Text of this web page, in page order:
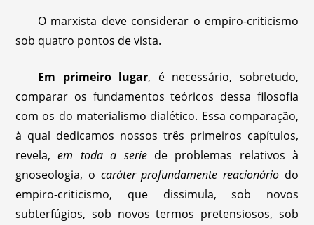
O marxista deve considerar o empiro-criticismo
sob quatro pontos de vista.
Em primeiro lugar, é necessário, sobretudo,
comparar os fundamentos teóricos dessa filosofia
com os do materialismo dialético. Essa comparação,
à qual dedicamos nossos três primeiros capítulos,
revela,em toda a seriede problemas relativos à
gnoseologia, o caráter profundamentereacionário do
empiro-criticismo, que dissimula, sob novos
subterfúgios, sob novos termos pretensiosos, sob